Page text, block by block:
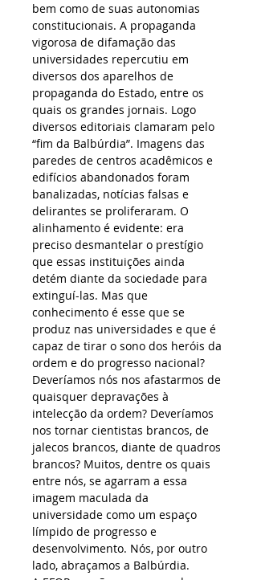
bem como de suas autonomias
constitucionais. A propaganda
vigorosa de difamação das
universidades repercutiu em
diversos dos aparelhos de
propaganda do Estado, entre os
quais os grandes jornais. Logo
diversos editoriais clamaram pelo
“fim da Balbúrdia”. Imagens das
paredes de centros acadêmicos e
edifícios abandonados foram
banalizadas, notícias falsas e
delirantes se proliferaram. O
alinhamento é evidente: era
preciso desmantelar o prestígio
que essas instituições ainda
detém diante da sociedade para
extinguí-las. Mas que
conhecimento é esse que se
produz nas universidades e que é
capaz de tirar o sono dos heróis da
ordem e do progresso nacional?
Deveríamos nós nos afastarmos de
quaisquer depravações à
intelecção da ordem? Deveríamos
nos tornar cientistas brancos, de
jalecos brancos, diante de quadros
brancos? Muitos, dentre os quais
entre nós, se agarram a essa
imagem maculada da
universidade como um espaço
límpido de progresso e
desenvolvimento. Nós, por outro
lado, abraçamos a Balbúrdia.